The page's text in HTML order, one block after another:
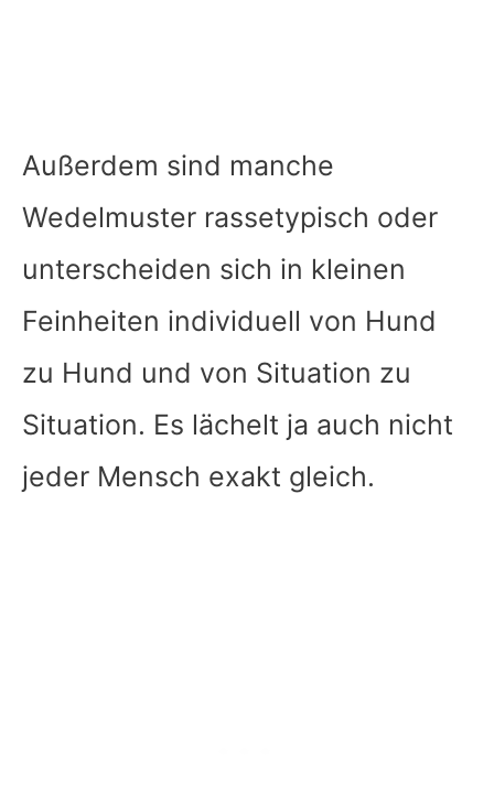
Außerdem sind manche
Wedelmuster rassetypisch oder
unterscheiden sich in kleinen
Feinheiten individuell von Hund
zu Hund und von Situation zu
Situation. Es lächelt ja auch nicht
jeder Mensch exakt gleich.